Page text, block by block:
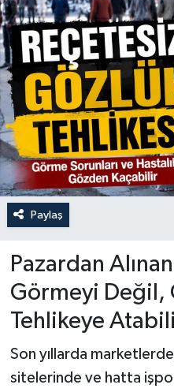
Paylaş
Pazardan
Görmeyi Değil,
Tehlikeye
Son yıllarda
sitelerinde ve hatta
Haber Arşivi